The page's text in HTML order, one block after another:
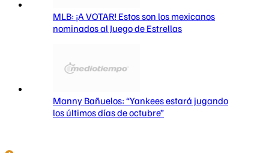
MLB: ¡A VOTAR! Estos son los mexicanos
nominados al Juego de Estrellas
Manny Bañuelos: “Yankees estará jugando
los últimos días de octubre”